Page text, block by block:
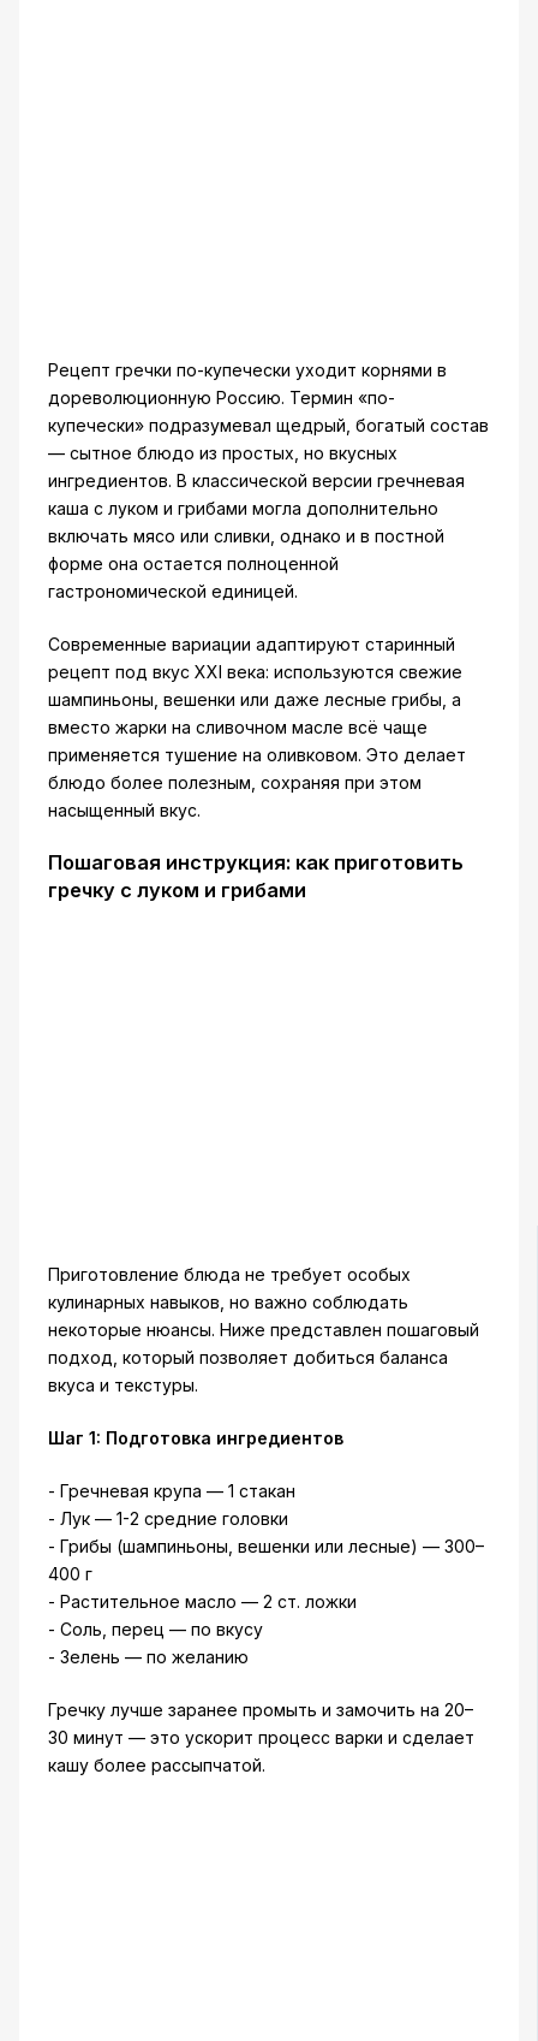
Рецепт гречки по-купечески уходит корнями в
дореволюционную Россию. Термин «по-
купечески» подразумевал щедрый, богатый состав
— сытное блюдо из простых, но вкусных
ингредиентов. В классической версии гречневая
каша с луком и грибами могла дополнительно
включать мясо или сливки, однако и в постной
форме она остается полноценной
гастрономической единицей.
Современные вариации адаптируют старинный
рецепт под вкус XXI века: используются свежие
шампиньоны, вешенки или даже лесные грибы, а
вместо жарки на сливочном масле всё чаще
применяется тушение на оливковом. Это делает
блюдо более полезным, сохраняя при этом
насыщенный вкус.
Пошаговая инструкция: как приготовить
гречку с луком и грибами
Приготовление блюда не требует особых
кулинарных навыков, но важно соблюдать
некоторые нюансы. Ниже представлен пошаговый
подход, который позволяет добиться баланса
вкуса и текстуры.
Шаг 1: Подготовка ингредиентов
- Гречневая крупа — 1 стакан
- Лук — 1-2 средние головки
- Грибы (шампиньоны, вешенки или лесные) — 300–
400 г
- Растительное масло — 2 ст. ложки
- Соль, перец — по вкусу
- Зелень — по желанию
Гречку лучше заранее промыть и замочить на 20–
30 минут — это ускорит процесс варки и сделает
кашу более рассыпчатой.